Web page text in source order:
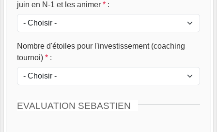
juin en N-1 et les animer * :
Nombre d'étoiles pour l'investissement (coaching
tournoi) * :
EVALUATION SEBASTIEN